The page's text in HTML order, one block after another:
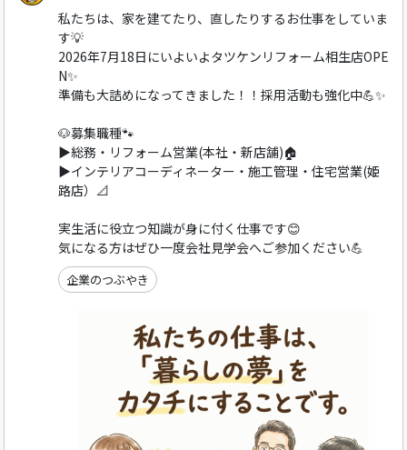
私たちは、家を建てたり、直したりするお仕事をしていま
す💡
2026年7月18日にいよいよタツケンリフォーム相生店OPE
N✨
準備も大詰めになってきました！！採用活動も強化中💪✨
🐶募集職種🐾
▶総務・リフォーム営業(本社・新店舗)🏠
▶インテリアコーディネーター・施工管理・住宅営業(姫
路店）📐
実生活に役立つ知識が身に付く仕事です😊
気になる方はぜひ一度会社見学会へご参加ください💪
企業のつぶやき